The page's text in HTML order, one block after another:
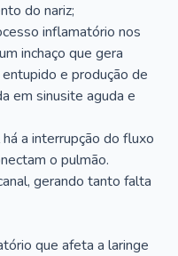
do nariz;
inflamatório nos
inchaço que gera
e produção de
em sinusite aguda e
a interrupção do fluxo
o pulmão.
gerando tanto falta
que afeta a laringe